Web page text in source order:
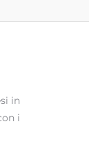
in
i